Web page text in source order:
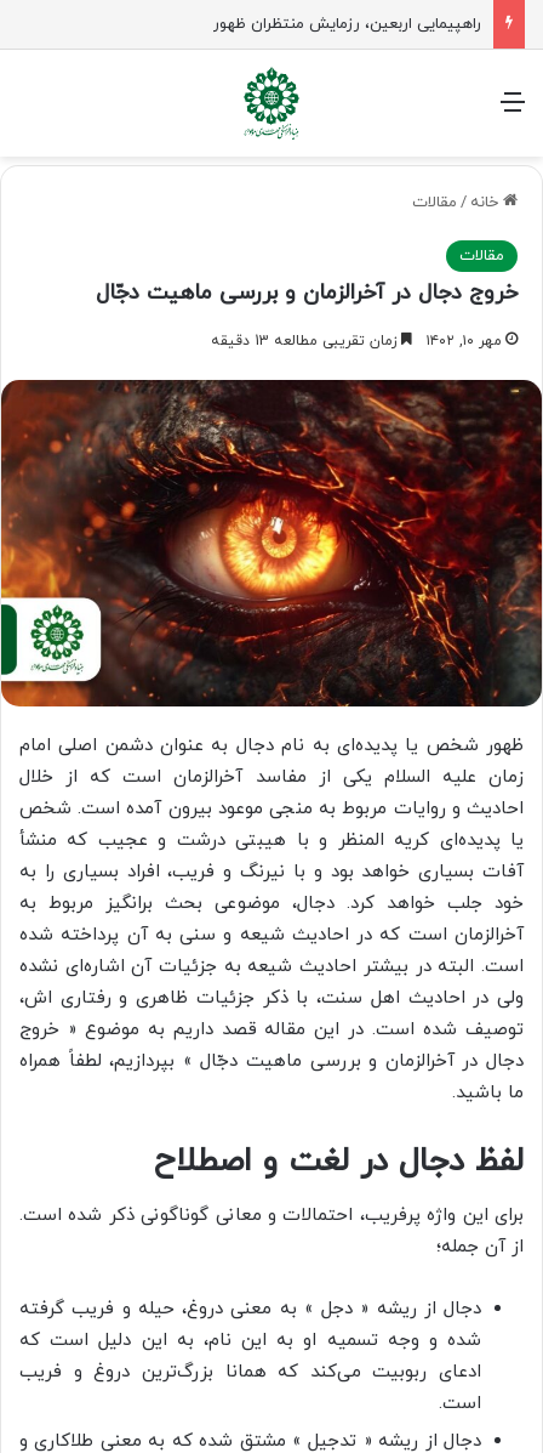
راهپیمایی اربعین، رزمایش منتظران ظهور
منو
خانه / مقالات
مقالات
خروج دجال در آخرالزمان و بررسی ماهیت دجّال
مهر ۱۰, ۱۴۰۲ زمان تقریبی مطالعه 13 دقیقه
ظهور شخص یا پدیده‌ای به نام دجال به عنوان دشمن اصلی امام
زمان علیه السلام یکی از مفاسد آخرالزمان است که از خلال
احادیث و روایات مربوط به منجی موعود بیرون آمده است. شخص
یا پدیده‌ای کریه المنظر و با هیبتی درشت و عجیب که منشأ
آفات بسیاری خواهد بود و با نیرنگ و فریب، افراد بسیاری را به
خود جلب خواهد کرد. دجال، موضوعی بحث برانگیز مربوط به
آخرالزمان است که در احادیث شیعه و سنی به آن پرداخته شده
است. البته در بیشتر احادیث شیعه به جزئیات آن اشاره‌ای نشده
ولی در احادیث اهل سنت، با ذکر جزئیات ظاهری و رفتاری اش،
توصیف شده است. در این مقاله قصد داریم به موضوع « خروج
دجال در آخرالزمان و بررسی ماهیت دجّال » بپردازیم، لطفاً همراه
ما باشید.
لفظ دجال در لغت و اصطلاح
برای این واژه پرفریب، احتمالات و معانی گوناگونی ذکر شده است.
از آن جمله؛
دجال از ریشه « دجل » به معنی دروغ، حیله و فریب گرفته
شده و وجه تسمیه او به این نام، به این دلیل است که
ادعای ربوبیت می‌کند که همانا بزرگ‌ترین دروغ و فریب
است.
دجال از ریشه « تدجیل » مشتق شده که به معنی طلاکاری و